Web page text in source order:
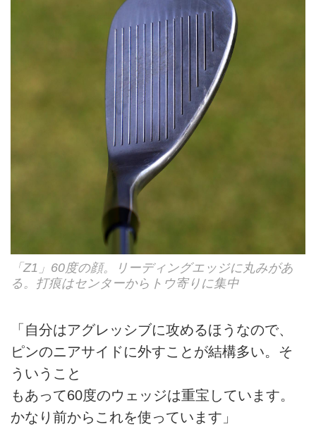
「Z1」60度の顔。リーディングエッジに丸みがあ
る。打痕はセンターからトウ寄りに集中
「自分はアグレッシブに攻めるほうなので、
ピンのニアサイドに外すことが結構多い。そ
ういうこと
もあって60度のウェッジは重宝しています。
かなり前からこれを使っています」